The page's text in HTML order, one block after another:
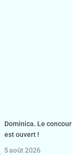
Dominica. Le
est ouvert !
5 août 2026